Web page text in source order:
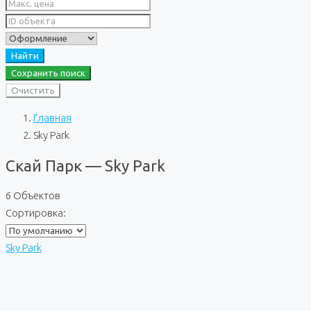
Найти
Сохранить поиск
Очистить
Главная
Sky Park
Скай Парк — Sky Park
6 Объектов
Сортировка:
Sky Park